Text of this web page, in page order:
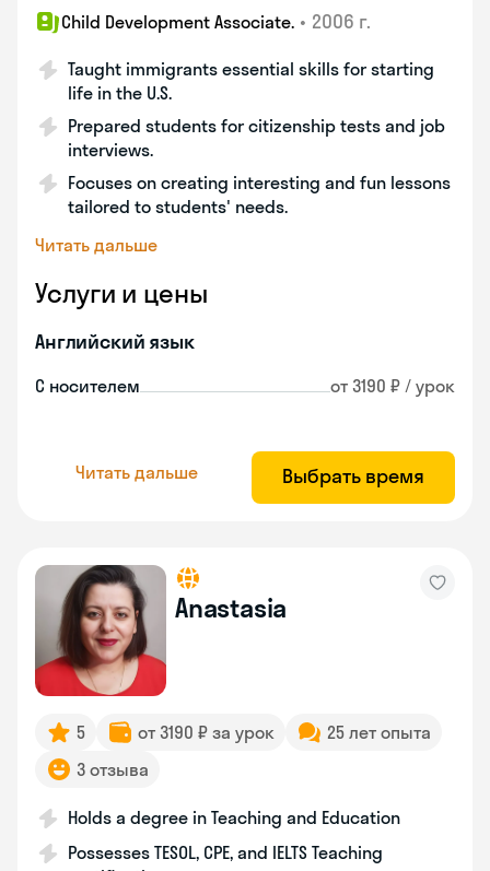
Child Development Associate. • 2006 г.
Taught immigrants essential skills for starting
life in the U.S.
Prepared students for citizenship tests and job
interviews.
Focuses on creating interesting and fun lessons
tailored to students' needs.
Читать дальше
Услуги и цены
Английский язык
С носителем от 3190 ₽ / урок
Читать дальше Выбрать время
Anastasia
5 от 3190 ₽ за урок
25 лет опыта
3 отзыва
Holds a degree in Teaching and Education
Possesses TESOL, CPE, and IELTS Teaching